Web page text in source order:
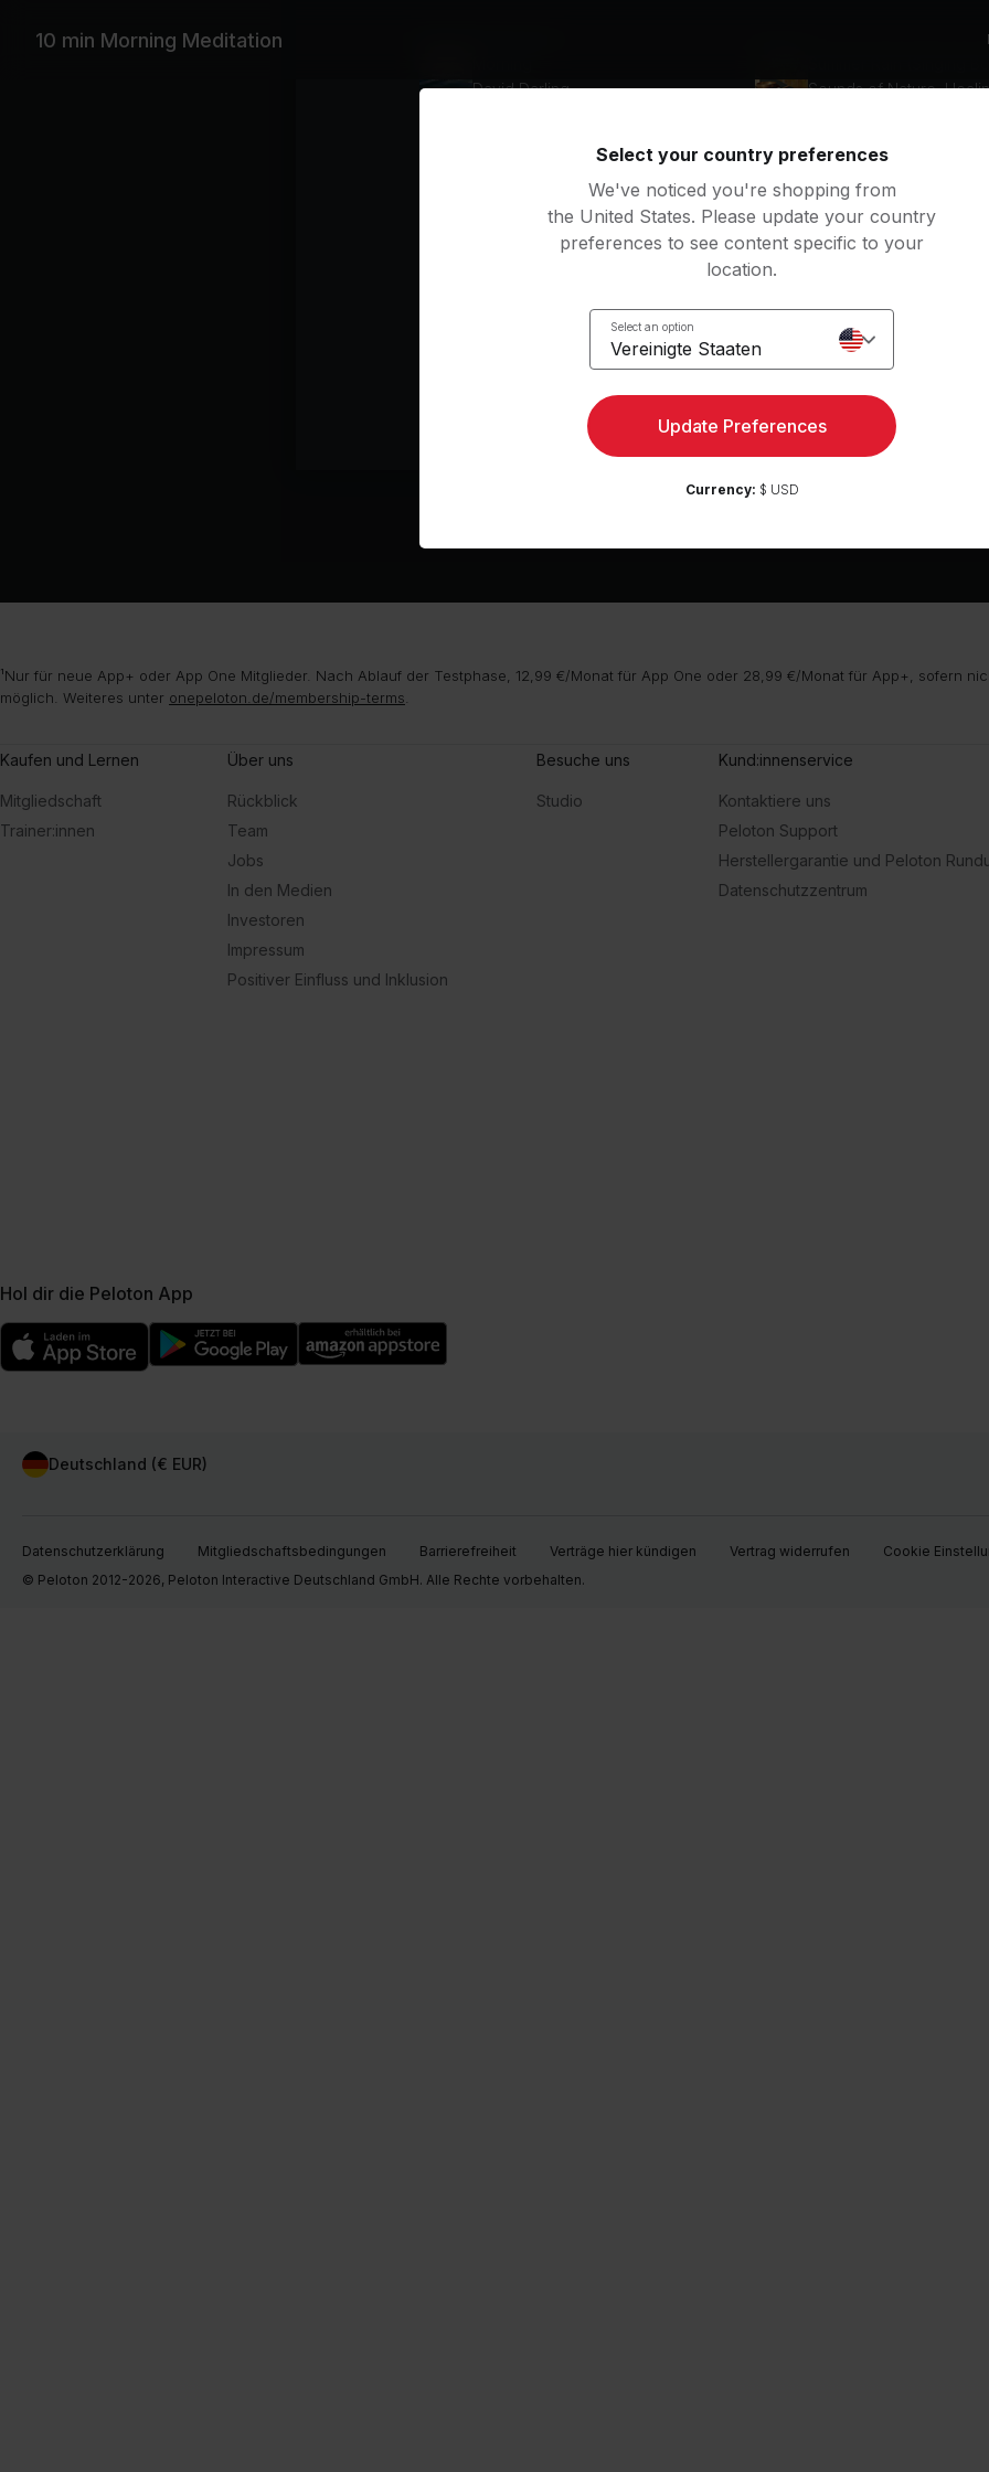
10 min Morning Meditation
David Darling
Zugang zu Kraft, Yoga und
mehr in der Peloton App
¹Nur für neue App+ oder App One Mitglieder. Nach Ablauf der Testphase, 12,99 €/Monat für App One oder 28,99 €/Monat für App+, sofern
möglich. Weiteres unter onepeloton.de/membership-terms
Kaufen und Lernen
Mitgliedschaft
Trainer:innen
Über uns
Rückblick
Team
Jobs
In den Medien
Investoren
Impressum
Positiver Einfluss und Inklusion
Besuche uns
Studio
Kund:innenservice
Kontaktiere uns
Peloton Support
Herstellergarantie und Peloton
Datenschutzzentrum
Hol dir die Peloton App
Deutschland (€ EUR)
Datenschutzerklärung Mitgliedschaftsbedingungen Barrierefreiheit Verträge hier kündigen Vertrag widerrufen
Cookie
© Peloton 2012-2026, Peloton Interactive Deutschland GmbH. Alle Rechte vorbehalten.
Select your country preferences
We've noticed you're shopping from
the United States. Please update your country
preferences to see content specific to your
location.
Select an option
Vereinigte Staaten
Update Preferences
Currency: $ USD